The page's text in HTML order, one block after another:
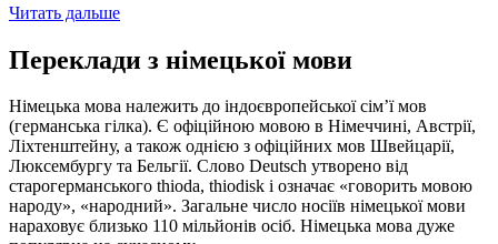
Читать дальше
Переклади з німецької мови
Німецька мова належить до індоєвропейської сім’ї мов
(германська гілка). Є офіційною мовою в Німеччині, Австрії,
Ліхтенштейну, а також однією з офіційних мов Швейцарії,
Люксембургу та Бельгії. Слово Deutsch утворено від
старогерманського thioda, thiodisk і означає «говорить мовою
народу», «народний». Загальне число носіїв німецької мови
нараховує близько 110 мільйонів осіб. Німецька мова дуже